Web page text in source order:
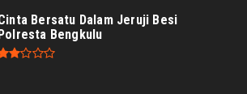
Bersatu Dalam Jeruji Besi
Bengkulu